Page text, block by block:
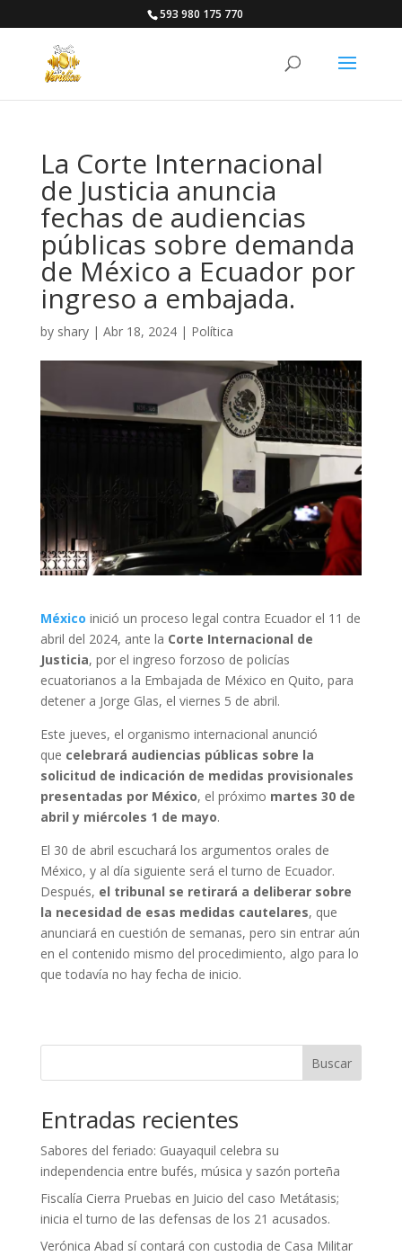
593 980 175 770
La Corte Internacional
de Justicia anuncia
fechas de audiencias
públicas sobre demanda
de México a Ecuador por
ingreso a embajada.
by shary| Abr 18, 2024| Política
México inició un proceso legal contra Ecuador el 11 de
abril del 2024, ante la Corte Internacional de
Justicia, por el ingreso forzoso de policías
ecuatorianos a la Embajada de México en Quito, para
detener a Jorge Glas, el viernes 5 de abril.
Este jueves, el organismo internacional anunció
que celebrará audiencias públicas sobre la
solicitud de indicación de medidas provisionales
presentadas por México, el próximo martes 30 de
abril y miércoles 1 de mayo.
El 30 de abril escuchará los argumentos orales de
México, y al día siguiente será el turno de Ecuador.
Después, el tribunal se retirará a deliberar sobre
la necesidad de esas medidas cautelares, que
anunciará en cuestión de semanas, pero sin entrar aún
en el contenido mismo del procedimiento, algo para lo
que todavía no hay fecha de inicio.
Buscar
Entradas recientes
Sabores del feriado: Guayaquil celebra su
independencia entre bufés, música y sazón porteña
Fiscalía Cierra Pruebas en Juicio del caso Metátasis;
inicia el turno de las defensas de los 21 acusados.
Verónica Abad sí contará con custodia de Casa Militar